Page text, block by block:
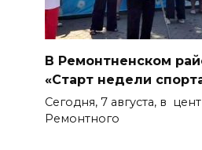
В Ремонтненском
«Старт недели
Сегодня, 7 августа, в
Ремонтного